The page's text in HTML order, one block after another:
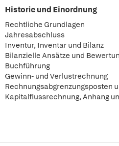
Historie und Einordnung
Rechtliche Grundlagen
Jahresabschluss
Inventur, Inventar und Bilanz
Bilanzielle Ansätze und
Buchführung
Gewinn- und Verlustrechnung
Rechnungsabgrenzungsposten
Kapitalflussrechnung, Anhang